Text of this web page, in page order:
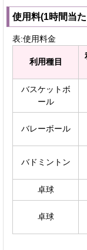
使用料(1時間当
表:使用料金
利用種目
バスケットボ
ール
バレーボール
バドミントン
卓球
卓球